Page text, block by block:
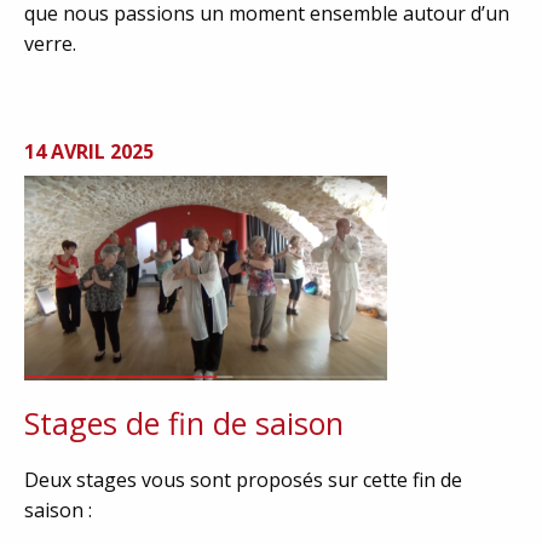
que nous passions un moment ensemble autour d’un
verre.
14 AVRIL 2025
Stages de fin de saison
Deux stages vous sont proposés sur cette fin de
saison :